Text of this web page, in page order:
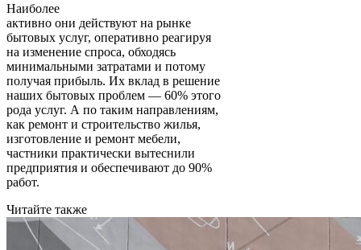
Наиболее
активно они действуют на рынке
бытовых услуг, оперативно реагируя
на изменение спроса, обходясь
минимальными затратами и потому
получая прибыль. Их вклад в решение
наших бытовых проблем — 60% этого
рода услуг. А по таким направлениям,
как ремонт и строительство жилья,
изготовление и ремонт мебели,
частники практически вытеснили
предприятия и обеспечивают до 90%
работ.
Читайте также